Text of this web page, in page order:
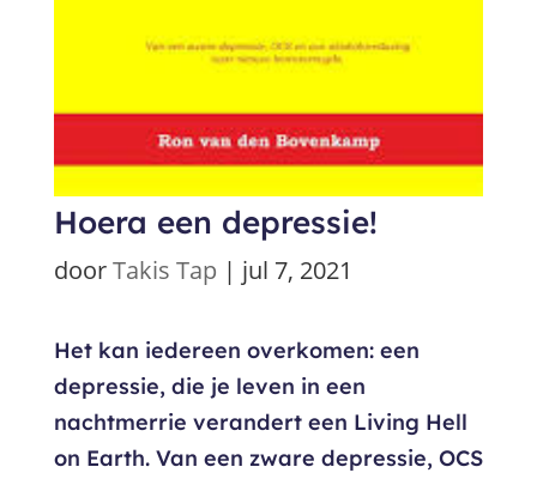
Hoera een depressie!
doorTakis Tap | jul 7, 2021
Het kan iedereen overkomen: een
depressie, die je leven in een
nachtmerrie verandert een Living Hell
on Earth. Van een zware depressie, OCS